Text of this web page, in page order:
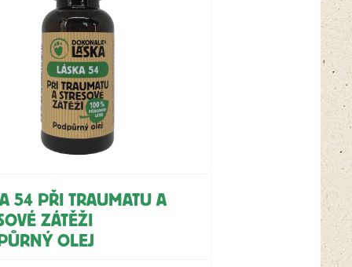
54 PŘI TRAUMATU A
ZÁTĚŽI
OLEJ